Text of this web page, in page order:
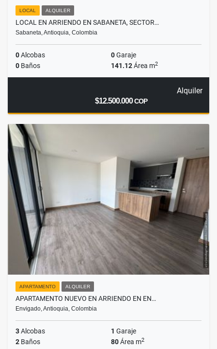
LOCAL ALQUILER
LOCAL EN ARRIENDO EN SABANETA, SECTOR…
Sabaneta, Antioquia, Colombia
0Alcobas 0Garaje
0 Baños 141.12Área m2
Alquiler
$12.500.000COP
APARTAMENTO ALQUILER
APARTAMENTO NUEVO EN ARRIENDO EN EN…
Envigado, Antioquia, Colombia
3Alcobas 1 Garaje
2 Baños 80Área m2